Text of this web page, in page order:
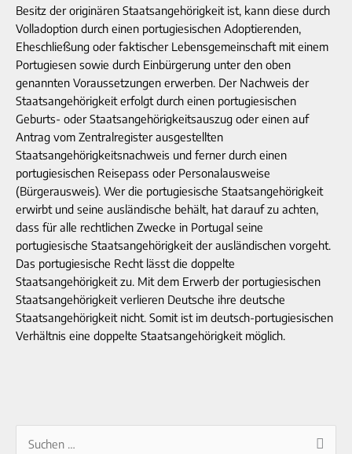
Besitz der originären Staatsangehörigkeit ist, kann diese durch
Volladoption durch einen portugiesischen Adoptierenden,
Eheschließung oder faktischer Lebensgemeinschaft mit einem
Portugiesen sowie durch Einbürgerung unter den oben
genannten Voraussetzungen erwerben. Der Nachweis der
Staatsangehörigkeit erfolgt durch einen portugiesischen
Geburts- oder Staatsangehörigkeitsauszug oder einen auf
Antrag vom Zentralregister ausgestellten
Staatsangehörigkeitsnachweis und ferner durch einen
portugiesischen Reisepass oder Personalausweise
(Bürgerausweis). Wer die portugiesische Staatsangehörigkeit
erwirbt und seine ausländische behält, hat darauf zu achten,
dass für alle rechtlichen Zwecke in Portugal seine
portugiesische Staatsangehörigkeit der ausländischen vorgeht.
Das portugiesische Recht lässt die doppelte
Staatsangehörigkeit zu. Mit dem Erwerb der portugiesischen
Staatsangehörigkeit verlieren Deutsche ihre deutsche
Staatsangehörigkeit nicht. Somit ist im deutsch-portugiesischen
Verhältnis eine doppelte Staatsangehörigkeit möglich.